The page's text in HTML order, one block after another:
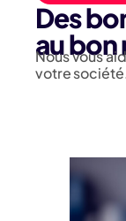
Des
au
Nous vous
votre